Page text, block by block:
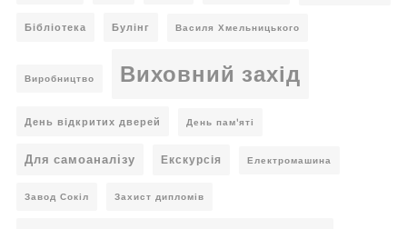
Бібліотека Булінг Василя Хмельницького
Виробництво Виховний захід
День відкритих дверей День пам'яті
Для самоаналізу Екскурсія Електромашина
Завод Сокіл Захист дипломів